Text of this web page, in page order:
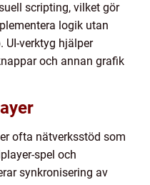
scripting, vilket gör
logik utan
UI-verktyg hjälper
och annan grafik
ofta nätverksstöd som
spel och
synkronisering av